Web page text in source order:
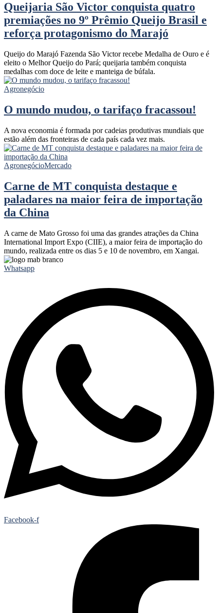
Queijaria São Victor conquista quatro
premiações no 9º Prêmio Queijo Brasil e
reforça protagonismo do Marajó
Queijo do Marajó Fazenda São Victor recebe Medalha de Ouro e é
eleito o Melhor Queijo do Pará; queijaria também conquista
medalhas com doce de leite e manteiga de búfala.
Agronegócio
O mundo mudou, o tarifaço fracassou!
A nova economia é formada por cadeias produtivas mundiais que
estão além das fronteiras de cada país cada vez mais.
AgronegócioMercado
Carne de MT conquista destaque e
paladares na maior feira de importação
da China
A carne de Mato Grosso foi uma das grandes atrações da China
International Import Expo (CIIE), a maior feira de importação do
mundo, realizada entre os dias 5 e 10 de novembro, em Xangai.
Whatsapp
Facebook-f